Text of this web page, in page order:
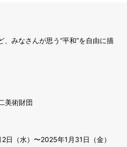
みなさんが思う“平和”を自由に描
美術財団
日（水）〜2025年1月31日（金）